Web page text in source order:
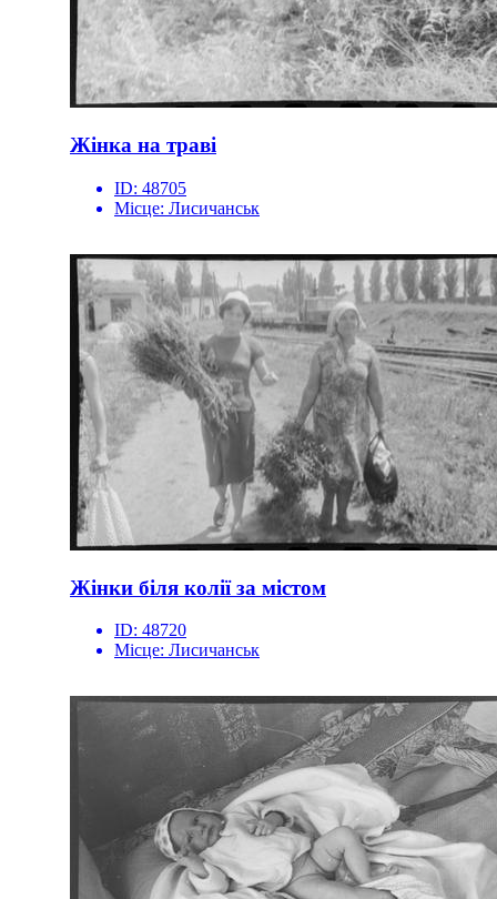
Жінка на траві
ID: 48705
Місце: Лисичанськ
Жінки біля колії за містом
ID: 48720
Місце: Лисичанськ